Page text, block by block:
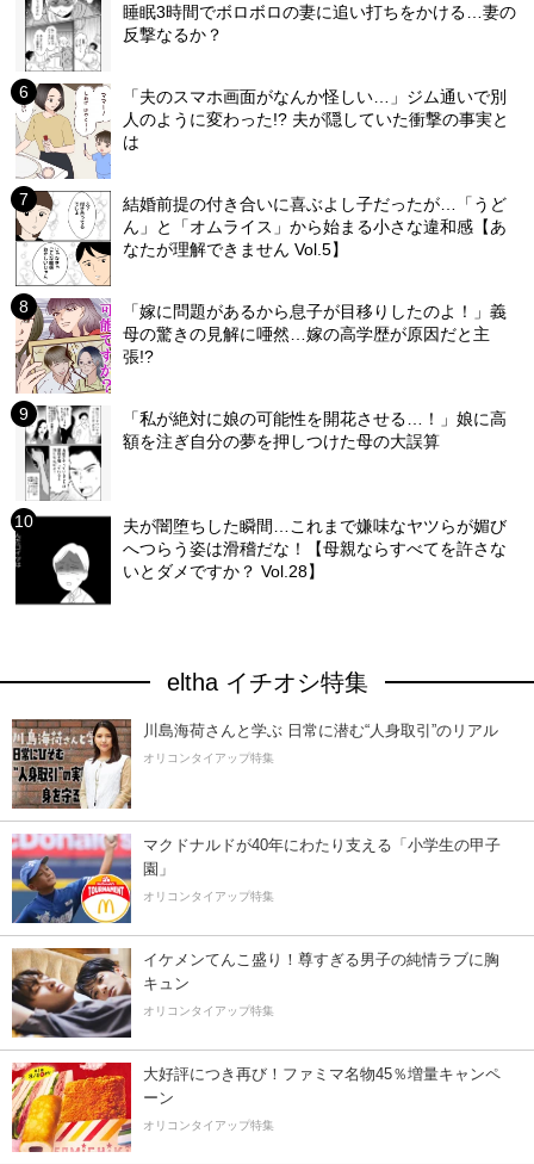
睡眠3時間でボロボロの妻に追い打ちをかける…妻の
反撃なるか？
「夫のスマホ画面がなんか怪しい…」ジム通いで別
人のように変わった!? 夫が隠していた衝撃の事実と
は
結婚前提の付き合いに喜ぶよし子だったが…「うど
ん」と「オムライス」から始まる小さな違和感【あ
なたが理解できません Vol.5】
「嫁に問題があるから息子が目移りしたのよ！」義
母の驚きの見解に唖然…嫁の高学歴が原因だと主
張!?
「私が絶対に娘の可能性を開花させる…！」娘に高
額を注ぎ自分の夢を押しつけた母の大誤算
夫が闇堕ちした瞬間…これまで嫌味なヤツらが媚び
へつらう姿は滑稽だな！【母親ならすべてを許さな
いとダメですか？ Vol.28】
eltha イチオシ特集
川島海荷さんと学ぶ 日常に潜む“人身取引”のリアル
オリコンタイアップ特集
マクドナルドが40年にわたり支える「小学生の甲子
園」
オリコンタイアップ特集
イケメンてんこ盛り！尊すぎる男子の純情ラブに胸
キュン
オリコンタイアップ特集
大好評につき再び！ファミマ名物45％増量キャンペ
ーン
オリコンタイアップ特集